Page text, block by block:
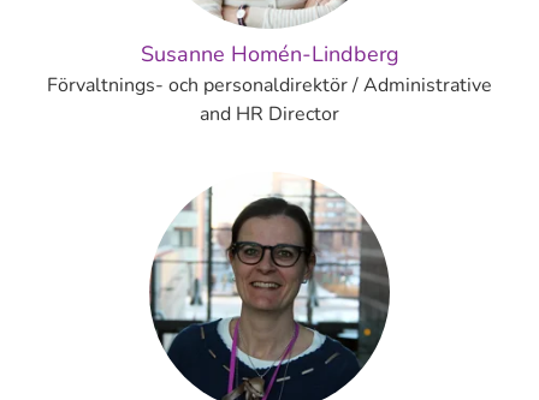
Susanne Homén-Lindberg
Förvaltnings- och personaldirektör / Administrative
and HR Director